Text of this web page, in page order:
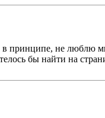
принципе, не люблю
бы найти на